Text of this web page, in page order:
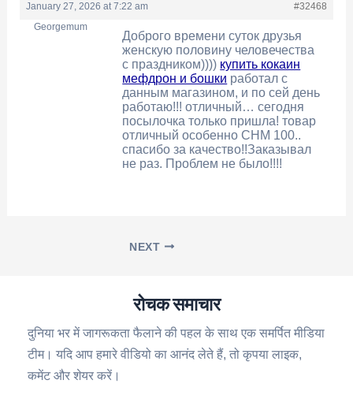
January 27, 2026 at 7:22 am
#32468
Georgemum
Доброго времени суток друзья
женскую половину человечества
с праздником)))) купить кокаин
мефдрон и бошки работал с
данным магазином, и по сей день
работаю!!! отличный… сегодня
посылочка только пришла! товар
отличный особенно CHM 100..
спасибо за качество!!Заказывал
не раз. Проблем не было!!!!
NEXT
रोचक समाचार
दुनिया भर में जागरूकता फैलाने की पहल के साथ एक समर्पित मीडिया
टीम। यदि आप हमारे वीडियो का आनंद लेते हैं, तो कृपया लाइक,
कमेंट और शेयर करें।